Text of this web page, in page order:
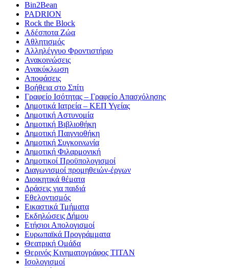
Bin2Bean
PADRION
Rock the Block
Αδέσποτα Ζώα
Αθλητισμός
Αλληλέγγυο Φροντιστήριο
Ανακοινώσεις
Ανακύκλωση
Αποφάσεις
Βοήθεια στο Σπίτι
Γραφείο Ισότητας – Γραφείο Απασχόλησης
Δημοτικά Ιατρεία – ΚΕΠ Υγείας
Δημοτική Αστυνομία
Δημοτική Βιβλιοθήκη
Δημοτική Παιγνιοθήκη
Δημοτική Συγκοινωνία
Δημοτική Φιλαρμονική
Δημοτικοί Προϋπολογισμοί
Διαγωνισμοί προμηθειών-έργων
Διοικητικά θέματα
Δράσεις για παιδιά
Εθελοντισμός
Εικαστικά Τμήματα
Εκδηλώσεις Δήμου
Ετήσιοι Απολογισμοί
Ευρωπαϊκά Προγράμματα
Θεατρική Ομάδα
Θερινός Κινηματογράφος ΤΙΤΑΝ
Ισολογισμοί